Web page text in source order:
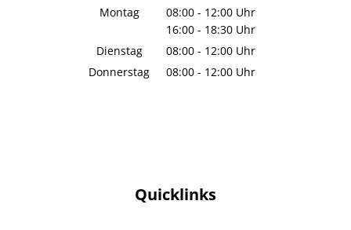
Montag 08:00 - 12:00 Uhr
Von 08:00 bis 12:00 Uhr
16:00 - 18:30 Uhr
Von 16:00 bis 18:30 Uhr
Dienstag 08:00 - 12:00 Uhr
Von 08:00 bis 12:00 Uhr
Donnerstag 08:00 - 12:00 Uhr
Quicklinks